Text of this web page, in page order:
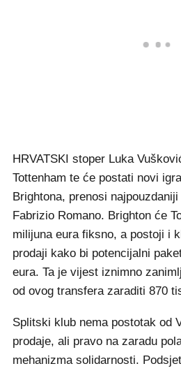
HRVATSKI stoper Luka
Tottenham te će postati novi
Brightona, prenosi
Fabrizio Romano. Brighton će
milijuna eura fiksno, a postoji i
prodaji kako bi potencijalni
eura. Ta je vijest iznimno
od ovog transfera zaraditi 870
Splitski klub nema postotak od
prodaje, ali pravo na zaradu
mehanizma solidarnosti.